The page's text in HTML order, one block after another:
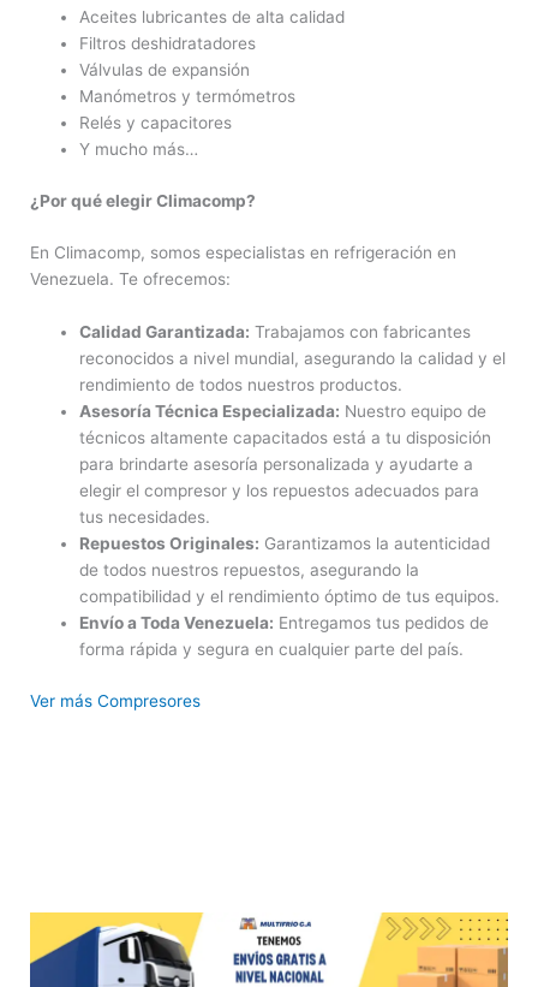
Aceites lubricantes de alta calidad
Filtros deshidratadores
Válvulas de expansión
Manómetros y termómetros
Relés y capacitores
Y mucho más…
¿Por qué elegir Climacomp?
En Climacomp, somos especialistas en refrigeración en
Venezuela. Te ofrecemos:
Calidad Garantizada: Trabajamos con fabricantes
reconocidos a nivel mundial, asegurando la calidad y el
rendimiento de todos nuestros productos.
Asesoría Técnica Especializada: Nuestro equipo de
técnicos altamente capacitados está a tu disposición
para brindarte asesoría personalizada y ayudarte a
elegir el compresor y los repuestos adecuados para
tus necesidades.
Repuestos Originales: Garantizamos la autenticidad
de todos nuestros repuestos, asegurando la
compatibilidad y el rendimiento óptimo de tus equipos.
Envío a Toda Venezuela: Entregamos tus pedidos de
forma rápida y segura en cualquier parte del país.
Ver más Compresores